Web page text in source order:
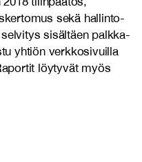
sekä hallinto-
sisältäen palkka-
yhtiön verkkosivuilla
löytyvät myös